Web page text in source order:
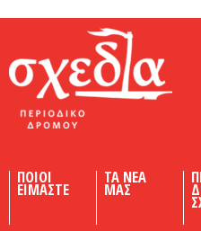
ΠΟΙΟΙ
ΕΙΜΑΣΤΕ
ΤΑ ΝΕΑ
ΜΑΣ